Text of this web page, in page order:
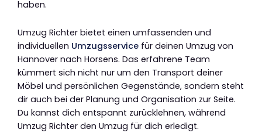
haben.
Umzug Richter bietet einen umfassenden und
individuellen Umzugsservice für deinen Umzug von
Hannover nach Horsens. Das erfahrene Team
kümmert sich nicht nur um den Transport deiner
Möbel und persönlichen Gegenstände, sondern steht
dir auch bei der Planung und Organisation zur Seite.
Du kannst dich entspannt zurücklehnen, während
Umzug Richter den Umzug für dich erledigt.